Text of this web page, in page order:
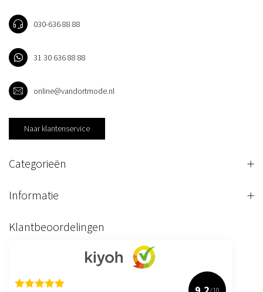
030-636 88 88
31 30 636 88 88
online@vandortmode.nl
Naar klantenservice
Categorieën
Informatie
Klantbeoordelingen
/10